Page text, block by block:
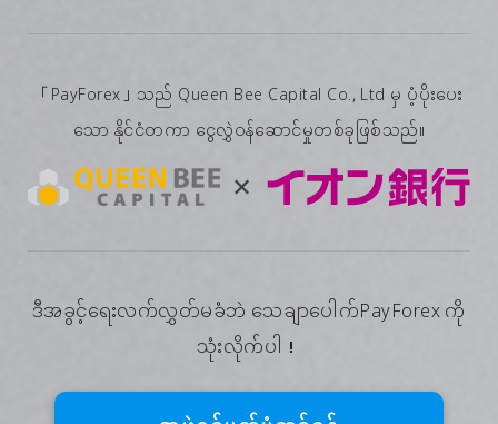
「PayForex」သည် Queen Bee Capital Co., Ltd မှ ပံ့ပိုးပေး
သော နိုင်ငံတကာ ငွေလွှဲဝန်ဆောင်မှုတစ်ခုဖြစ်သည်။
ဒီအခွင့်ရေးလက်လွှတ်မခံဘဲ သေချာပေါက်PayForex ကို
သုံးလိုက်ပါ！